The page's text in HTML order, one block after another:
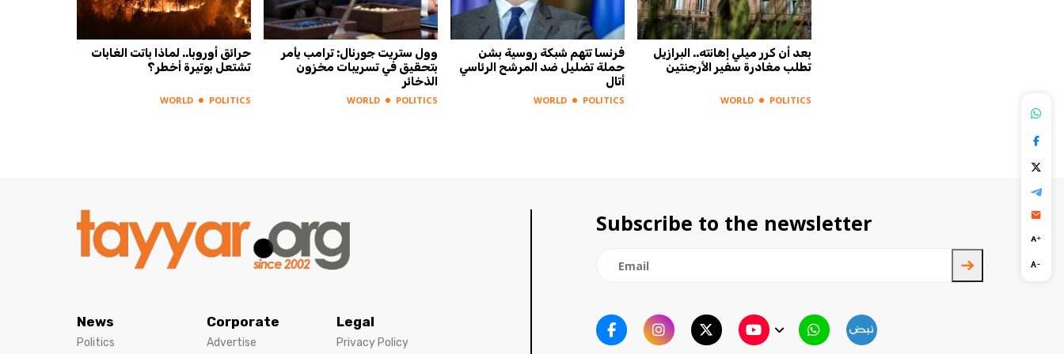
حرائق أوروبا.. لماذا باتت الغابات
تشتعل بوتيرة أخطر؟
WORLD POLITICS
وول ستريت جورنال: ترامب يأمر
بتحقيق في تسريبات مخزون
الذخائر
WORLD POLITICS
فرنسا تتهم شبكة روسية بشن
حملة تضليل ضد المرشح الرئاسي
أتال
WORLD POLITICS
بعد أن كرر ميلي إهانته.. البرازيل
تطلب مغادرة سفير الأرجنتين
WORLD POLITICS
News
Politics
Corporate
Advertise
Legal
Privacy Policy
Subscribe to the newsletter